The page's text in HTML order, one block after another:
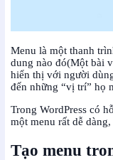
Menu là một thanh
dung nào đó(Một bài
hiển thị với người
đến những “vị trí” họ
Trong WordPress có
một menu rất dễ
Tạo menu